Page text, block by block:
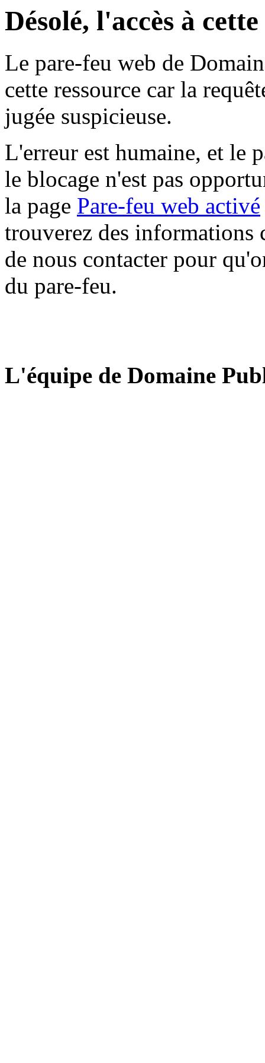
Désolé, l'accès à
Le pare-feu web de
cette ressource car la
jugée suspicieuse.
L'erreur est humaine, et le
le blocage n'est pas
la page Pare-feu web activé
trouverez des informations
de nous contacter pour
du pare-feu.
L'équipe de Domaine